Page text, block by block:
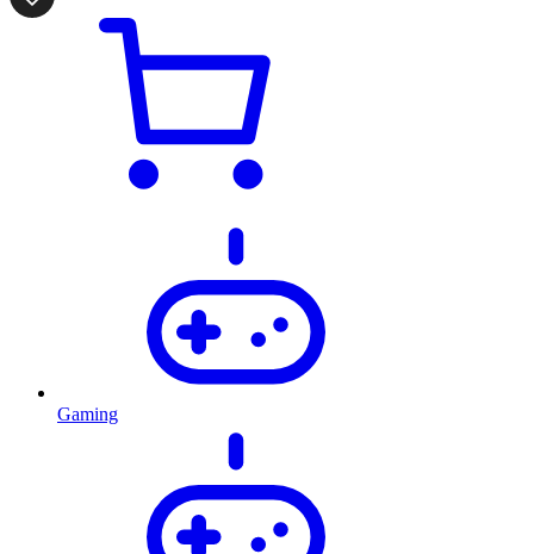
Gaming